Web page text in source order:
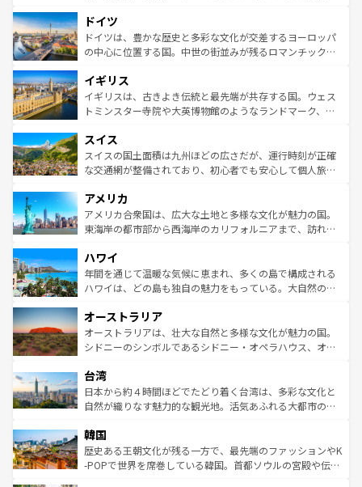
せる。地方によって風土や気候が異なるスペインはその個
性で訪れる人を魅了する。 なお、新着のスペイン情報は コ
ンテンツ一覧を参照してほしい。
で、幅広い魅力が詰まっている。華麗な宮殿、歴史的な大
聖堂、美しいビーチ、そして豊かな自然が、訪れる者を心
から魅了する。また、フランスは美食の国としても知ら
いる。シャンパンの発祥地であるランス、プロヴァンスの
香り高いラベンダー畑など、多彩な楽しみ方が可能だ。さ
らに、パリ以外の地域にも魅力が溢れており、どの街角に
れる地方に足を運ぶとそれぞれで全く異なる文化を体験で
きるだろう。 なお、新着のフランス情報はコンテンツ一覧
を参照してほしい。
ドイツ
ドイツは、豊かな歴史と多彩な文化が交差するヨーロッパ
の中心に位置する国。中世の街並みが残るロマンチック街
顔を持つこの国は、どこを歩いても飽きることがない。ベ
ルリンの文化的活気、バイエルン州のアルプスの絶景、そ
してライン川沿いのワイン畑といった風景は必見。ビール
は、お酒好きな人にはぜひ体験してほしい。 なお、新着の
ドイツ情報はコンテンツ一覧を参照してほしい。
イギリス
イギリスは、古きよき伝統と最先端が共存する国。ウェス
トミンスター寺院や大英博物館のようなランドマーク、歴
リアごとに異なる魅力がある。また、優雅なアフタヌーン
ティー、ビール好きにはたまらない英国パブ、サッカー観
戦など、本場だからこそできる体験も豊富。イギリスを旅
ンツ一覧を参照してほしい。
スイス
スイスの国土面積は九州ほどの広さだが、運行時刻が正確
な交通網が整備されており、初心者でも安心して個人旅行
の建物がそのまま残る町や、スイスならではのユニークな
博物館もあり、アルプス観光だけでなく町歩きも満喫する
ことができる。国民の所得が高いため物価も高いが、旅行
ば市内交通費無料で観光を楽しむこともできる。 なお、新
着のスイス情報はコンテンツ一覧 を参照してほしい。
アメリカ
アメリカ合衆国は、広大な土地と多様な文化が魅力の国。
東海岸の都市部から西海岸のカリフォルニアまで、訪れる
のような巨大都市は、観光、ショッピング、エンターテイ
ンメントが詰まった刺激的なスポットだ。一方、アメリカ
西部には大自然が広がり、グランドキャニオンやイエロー
部のニューオーリンズでは、音楽と美食が融合した独特の
文化が魅力。旅行者はアメリカの各地域で異なる魅力を楽
しみながら、その多様性と豊かな歴史を感じることができ
ならではの贅沢な旅のスタイルだ。 なお、新着のアメリカ
情報はコンテンツ一覧を参照してほしい。
ハワイ
年間を通じて温暖な気候に恵まれ、多くの島で構成される
ハワイは、どの島も独自の魅力をもっている。大自然の神
ワイ島は見逃せない。また、定番の観光地といえばオアフ
島だが、静かな自然を求めるならマウイ島やカウアイ島が
おすすめ。エメラルドグリーンに輝く海をはじめ、豊かな
れるおもてなしの心で訪れる人々を迎えてくれるハワイの
人々、おいしいローカルフードやハワイアンミュージッ
ク、伝統的なフラダンスなど、すべてがハワイの魅力を彩
ワイを、存分に味わってほしい。 なお、新着のハワイ情報
はコンテンツ一覧を参照してほしい。
オーストラリア
オーストラリアは、壮大な自然と多様な文化が魅力の国。
シドニーのシンボルであるシドニー・オペラハウス、オー
リアリーフや大陸中央部にそびえるウルル（エアーズロッ
ク）、タスマニアの美しい原生林やケアンズの熱帯雨林な
ど、見どころがたくさん。また、カフェやワイン、オージ
いる。アクティビティも充実しており、サーフィンやダイ
ビング、ハイキングなど、アウトドア好きにはたまらな
い。オーストラリアの多彩な魅力を存分に味わいつくそ
台湾
日本から約４時間ほどでたどり着く台湾は、多彩な文化と
自然が織りなす魅力的な観光地。活気あふれる大都市の台
ン）、静ひつな山岳地帯である台湾東部など、都市の喧騒
と山間の静けさが共存しており、訪れる人に新しい発見と
驚きをもたらしてくれる。また、奥深い台湾の食文化も魅
韓国
歴史ある王朝文化が残る一方で、最先端のファッションやK
-POPで世界を席巻している韓国。首都ソウルの宮殿や伝統